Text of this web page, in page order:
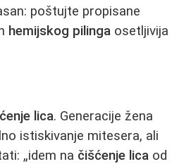
poštujte propisane
hemijskog pilinga osetljivija
lica. Generacije žena
istiskivanje mitesera, ali
„idem na čišćenje lica od